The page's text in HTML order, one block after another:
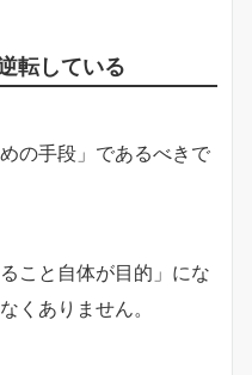
転している
の手段」であるべきで
こと自体が目的」にな
くありません。